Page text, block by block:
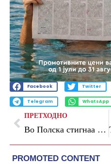
Facebook Twitter
Telegram WhatsApp
ПРЕТХОДНО
Во Полска стигнаа првите пет повеќецевни ракетни фрлачи ХИМАРС